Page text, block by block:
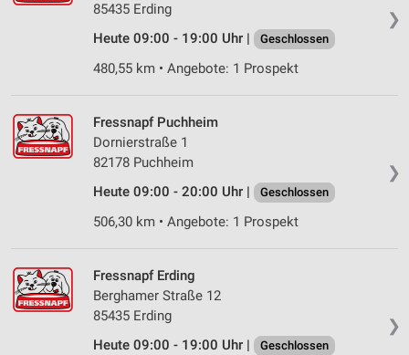
❯
85435 Erding
Heute 09:00 - 19:00 Uhr |
Geschlossen
480,55 km • Angebote: 1 Prospekt
❯
Fressnapf Puchheim
Dornierstraße 1
82178 Puchheim
Heute 09:00 - 20:00 Uhr |
Geschlossen
506,30 km • Angebote: 1 Prospekt
❯
Fressnapf Erding
Berghamer Straße 12
85435 Erding
Heute 09:00 - 19:00 Uhr |
Geschlossen
Verwendung reduzierter Daten zur Auswahl von
Werbeanzeigen
Verwendung von Profilen zur Auswahl
personalisierter Werbung
Erstellung von Profilen zur Personalisierung
Messung der Werbeleistung